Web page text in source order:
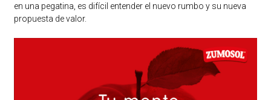
en una pegatina, es difícil entender el nuevo rumbo y su nueva
propuesta de valor.